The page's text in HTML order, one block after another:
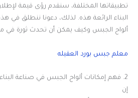
تطبيقاتها المختلفة، سنقدم رؤى قيمة
البناء الرائعة هذه. لذلك، دعونا ننطلق في
ألواح الجبس وكيف يمكن أن تحدث ثورة في
معلم جبس بورد العقيله
2. فهم إمكانات ألواح الجبس في صناعة البناء في الكويت
إن